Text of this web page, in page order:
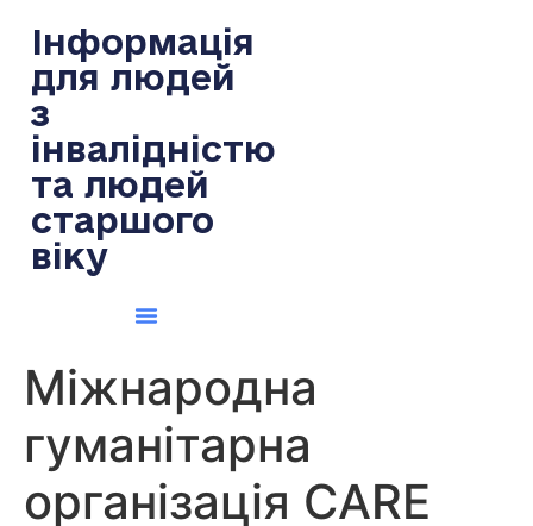
Інформація
для людей
з
інвалідністю
та людей
старшого
віку
Міжнародна
гуманітарна
організація CARE